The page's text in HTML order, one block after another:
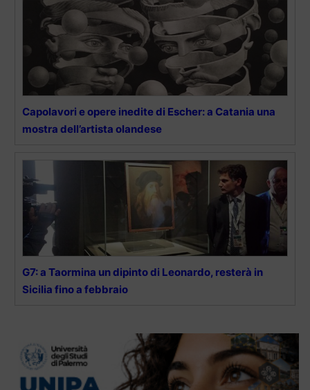
Capolavori e opere inedite di Escher: a Catania una
mostra dell’artista olandese
G7: a Taormina un dipinto di Leonardo, resterà in
Sicilia fino a febbraio